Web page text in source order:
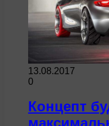
13.08.2017
0
Концепт